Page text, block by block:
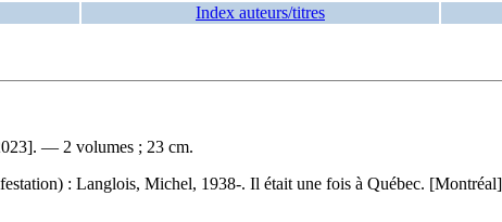
Index auteurs/titres
— 2 volumes ; 23 cm.
: Langlois, Michel, 1938-. Il était une fois à Québec.